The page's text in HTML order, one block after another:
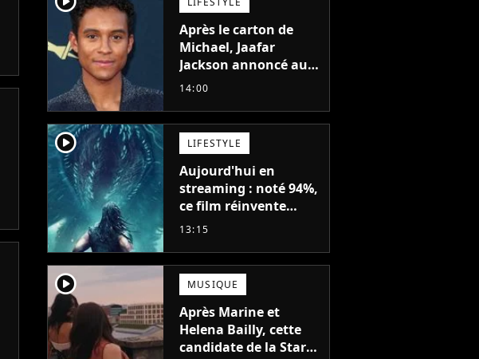
Après le carton de
Michael, Jaafar
Jackson annoncé au
casting d'un film
Smith
14:00
player2 LIFESTYLE
Aujourd'hui en
streaming : noté 94%,
ce film réinvente
complètement cette
fiction vieille de 40
ans
13:15
player2 MUSIQUE
Après Marine et
Helena Bailly, cette
candidate de la Star